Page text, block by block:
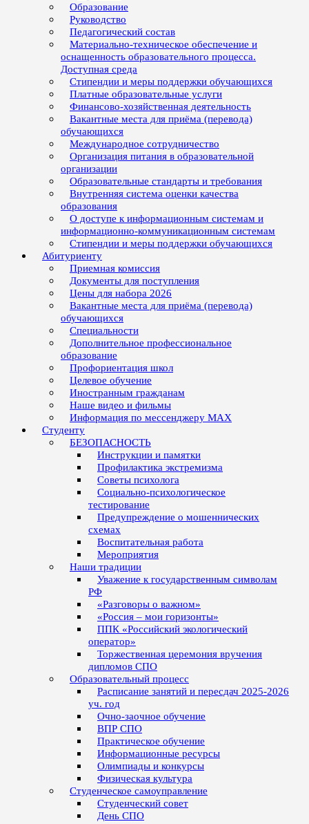
Образование
Руководство
Педагогический состав
Материально-техническое обеспечение и
оснащенность образовательного процесса.
Доступная среда
Стипендии и меры поддержки обучающихся
Платные образовательные услуги
Финансово-хозяйственная деятельность
Вакантные места для приёма (перевода)
обучающихся
Международное сотрудничество
Организация питания в образовательной
организации
Образовательные стандарты и требования
Внутренняя система оценки качества
образования
О доступе к информационным системам и
информационно-коммуникационным системам
Стипендии и меры поддержки обучающихся
Абитуриенту
Приемная комиссия
Документы для поступления
Цены для набора 2026
Вакантные места для приёма (перевода)
обучающихся
Специальности
Дополнительное профессиональное
образование
Профориентация школ
Целевое обучение
Иностранным гражданам
Наше видео и фильмы
Информация по мессенджеру MAX
Студенту
БЕЗОПАСНОСТЬ
Инструкции и памятки
Профилактика экстремизма
Советы психолога
Социально-психологическое
тестирование
Предупреждение о мошеннических
схемах
Воспитательная работа
Мероприятия
Наши традиции
Уважение к государственным символам
РФ
«Разговоры о важном»
«Россия – мои горизонты»
ППК «Российский экологический
оператор»
Торжественная церемония вручения
дипломов СПО
Образовательный процесс
Расписание занятий и пересдач 2025-2026
уч. год
Очно-заочное обучение
ВПР СПО
Практическое обучение
Информационные ресурсы
Олимпиады и конкурсы
Физическая культура
Студенческое самоуправление
Студенческий совет
День СПО